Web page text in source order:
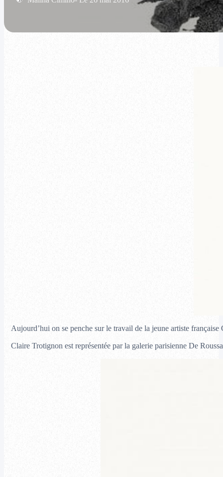
Aujourd’hui on se penche sur le travail de la jeune artiste
Claire Trotignon est représentée par la galerie parisienne De